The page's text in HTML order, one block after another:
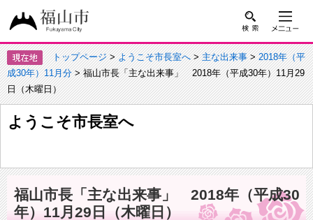
トップページ>ようこそ市長室へ>主な出来事>2018年（平
成30年）11月分> 福山市長「主な出来事」 2018年（平成30年）11月29
日（木曜日）
ようこそ市長室へ
福山市長「主な出来事」 2018年（平成30
年）11月29日（木曜日）